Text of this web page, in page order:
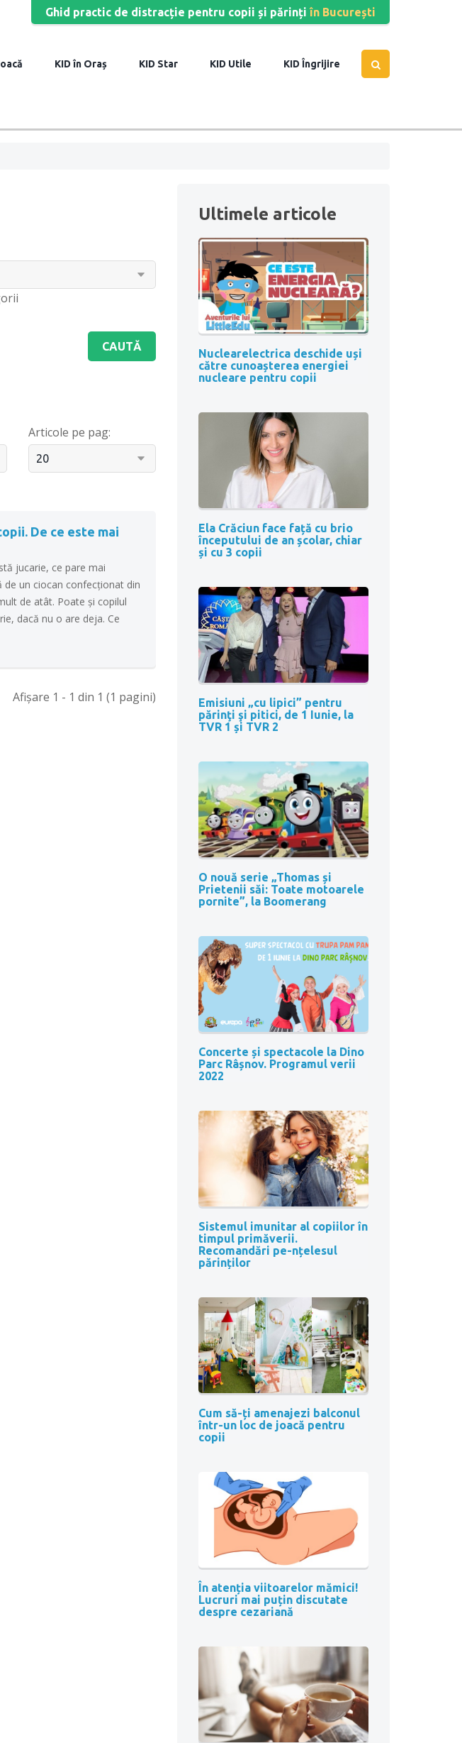
Ghid practic de distracție pentru copii și părinți în București
în Oraș Star Utile Îngrijire
Articole pe pag:
De ce este mai
jucarie, ce pare mai
un ciocan confecționat din
de atât. Poate și copilul
dacă nu o are deja. Ce
Afişare 1 - 1 din 1 (1 pagini)
Ultimele articole
Nuclearelectrica deschide uși
către cunoașterea energiei
nucleare pentru copii
Ela Crăciun face față cu brio
începutului de an școlar, chiar
și cu 3 copii
Emisiuni „cu lipici” pentru
părinţi şi pitici, de 1 Iunie, la
TVR 1 și TVR 2
O nouă serie „Thomas și
Prietenii săi: Toate motoarele
pornite”, la Boomerang
Concerte și spectacole la Dino
Parc Râșnov. Programul verii
2022
Sistemul imunitar al copiilor în
timpul primăverii.
Recomandări pe-nțelesul
părinților
Cum să-ți amenajezi balconul
într-un loc de joacă pentru
copii
În atenția viitoarelor mămici!
Lucruri mai puțin discutate
despre cezariană